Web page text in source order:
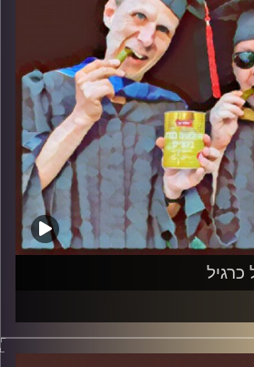
כרגיל
הפסיכולוג, עם פרופסור בועז בן-